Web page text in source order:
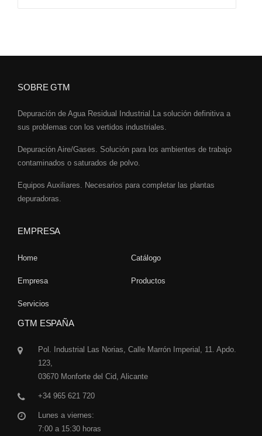
SOBRE GTM
Depuración de Agua Residual Industrial.La solución definitiva a
sus problemas con los vertidos industriales.
Depuración Aire/Gases. Solución para los ambientes de trabajo
contaminados o saturados de polvo.
Equipos Auxiliares. Necesarios para completar las plantas
depuradoras.
EMPRESA
Home Catálogo
Empresa Productos
Servicios
GTM ESPAÑA
Pol. Industrial Las Norias, Calle Marrón Imperial, 11. Apdo.
123,
03670 Monforte del Cid, Alicante
+34 965 621 720
Lunes a viernes:
7:00 a 15:30 horas